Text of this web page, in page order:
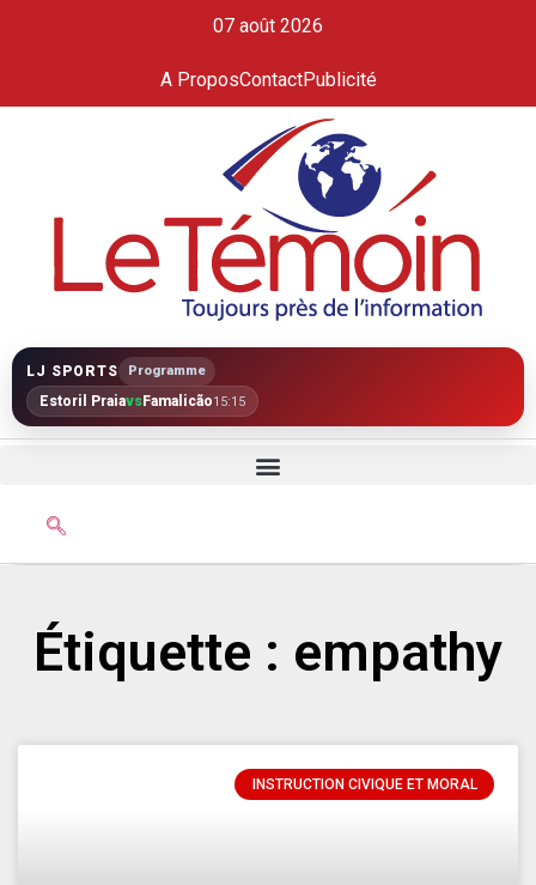
07 août 2026
A ProposContactPublicité
LJ SPORTS Programme
Estoril PraiavsFamalicão15:15
Étiquette : empathy
INSTRUCTION CIVIQUE ET MORAL